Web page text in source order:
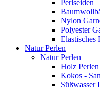
Perlseiden
Nylon
Polyester
Elastisches
Natur Perlen
Natur Perlen
Holz Perlen
Kokos -
Süßwasser